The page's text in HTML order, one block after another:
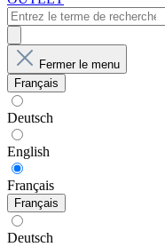
Fermer le menu
Français
Deutsch
English
Français
Français
Deutsch